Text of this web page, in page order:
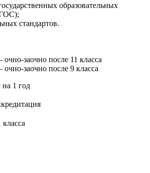
образовательных
стандартов.
заочно после 11 класса
заочно после 9 класса
1 год